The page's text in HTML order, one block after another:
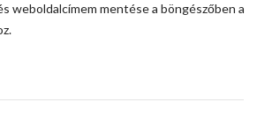
weboldalcímem mentése a böngészőben a